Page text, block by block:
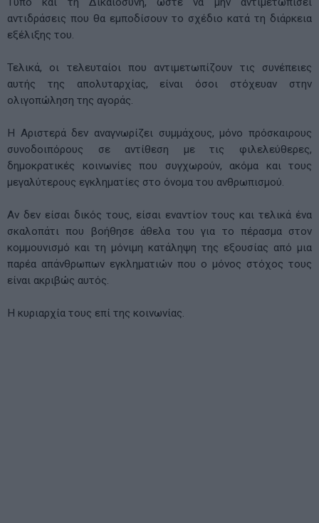
αντιδράσεις που θα εμποδίσουν το σχέδιο κατά τη διάρκεια
εξέλιξης του.
Τελικά, οι τελευταίοι που αντιμετωπίζουν τις συνέπειες
αυτής της απολυταρχίας, είναι όσοι στόχευαν στην
ολιγοπώληση της αγοράς.
Η Αριστερά δεν αναγνωρίζει συμμάχους, μόνο πρόσκαιρους
συνοδοιπόρους σε αντίθεση με τις φιλελεύθερες,
δημοκρατικές κοινωνίες που συγχωρούν, ακόμα και τους
μεγαλύτερους εγκληματίες στο όνομα του ανθρωπισμού.
Αν δεν είσαι δικός τους, είσαι εναντίον τους και τελικά ένα
σκαλοπάτι που βοήθησε άθελα του για το πέρασμα στον
κομμουνισμό και τη μόνιμη κατάληψη της εξουσίας από μια
παρέα απάνθρωπων εγκληματιών που ο μόνος στόχος τους
είναι ακριβώς αυτός.
Η κυριαρχία τους επί της κοινωνίας.